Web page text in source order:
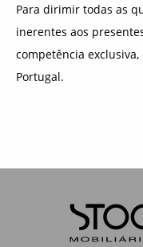
Para dirimir todas as
inerentes aos
competência
Portugal.